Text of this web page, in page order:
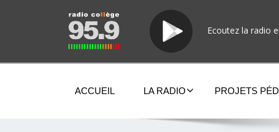
Ecoutez la radio
ACCUEIL LA RADIO PROJETS